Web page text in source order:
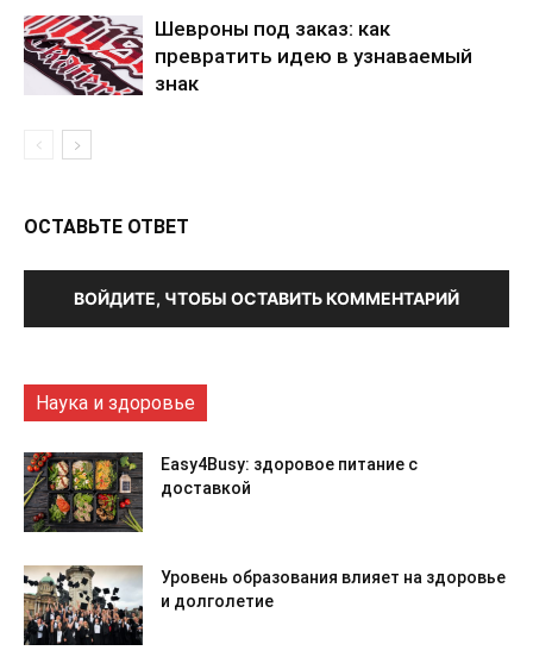
Шевроны под заказ: как
превратить идею в узнаваемый
знак
ОСТАВЬТЕ ОТВЕТ
ВОЙДИТЕ, ЧТОБЫ ОСТАВИТЬ КОММЕНТАРИЙ
Наука и здоровье
Easy4Busy: здоровое питание с
доставкой
Уровень образования влияет на здоровье
и долголетие